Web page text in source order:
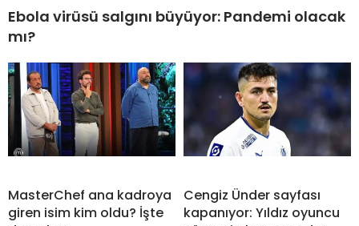
Ebola virüsü salgını büyüyor: Pandemi olacak
mı?
MasterChef ana kadroya
giren isim kim oldu? İşte
Cengiz Ünder sayfası
kapanıyor: Yıldız oyuncu